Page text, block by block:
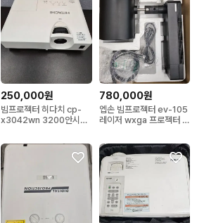
250,000원
빔프로젝터 히다치 cp-
x3042wn 3200안시
780,000원
엡손 빔프로젝터 ev-105
레이저 wxga 프로젝터 엡